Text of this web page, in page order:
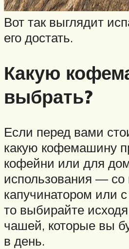
Вот так выглядит
его достать.
Какую
выбрать?
Если перед вами
какую кофемашину
кофейни или для
использования — со
капучинатором или
то выбирайте
чашей, которые вы
в день.